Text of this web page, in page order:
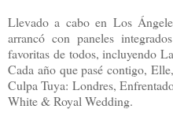
Llevado a cabo en Los
arrancó con paneles
favoritas de todos, incluyendo
Cada año que pasé contigo,
Culpa Tuya: Londres,
White & Royal Wedding.